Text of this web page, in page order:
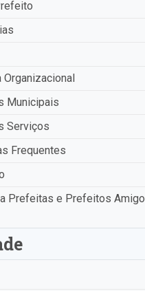
Organizacional
Municipais
Serviços
Frequentes
Prefeitas e Prefeitos